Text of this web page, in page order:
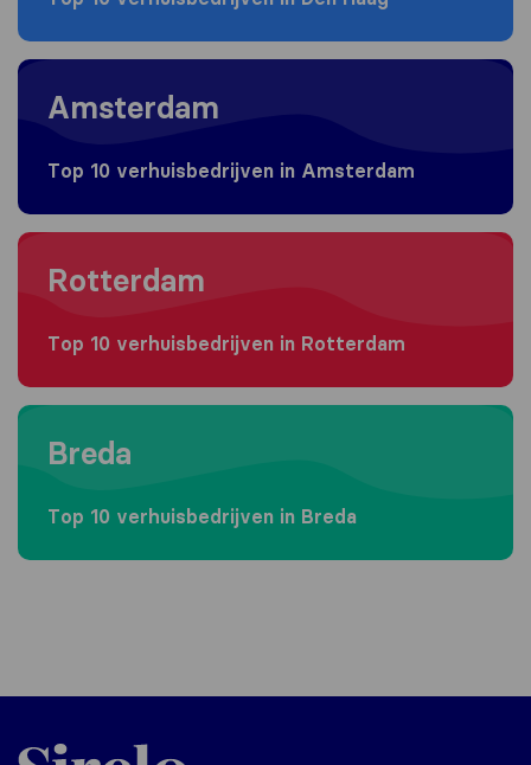
Moving to Amsterdam
Amsterdam
Top 10 verhuisbedrijven in Amsterdam
Moving to Rotterdam
Rotterdam
Top 10 verhuisbedrijven in Rotterdam
Moving to Breda
Breda
Top 10 verhuisbedrijven in Breda
Sirelo.nl